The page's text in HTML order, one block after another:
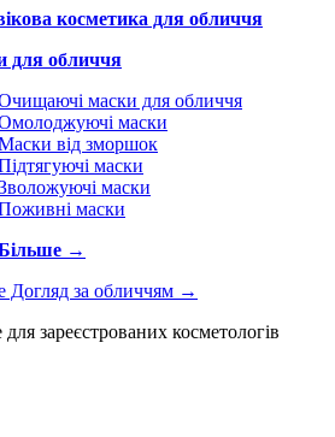
косметика для обличчя
для обличчя
маски для обличчя
маски
від зморшок
маски
маски
маски
→
Догляд за обличчям →
зареєстрованих косметологів